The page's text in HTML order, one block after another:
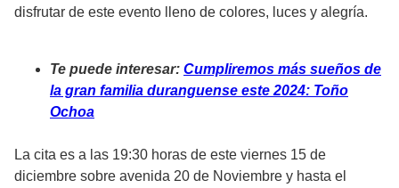
disfrutar de este evento lleno de colores, luces y alegría.
Te puede interesar: Cumpliremos más sueños de
la gran familia duranguense este 2024: Toño
Ochoa
La cita es a las 19:30 horas de este viernes 15 de
diciembre sobre avenida 20 de Noviembre y hasta el